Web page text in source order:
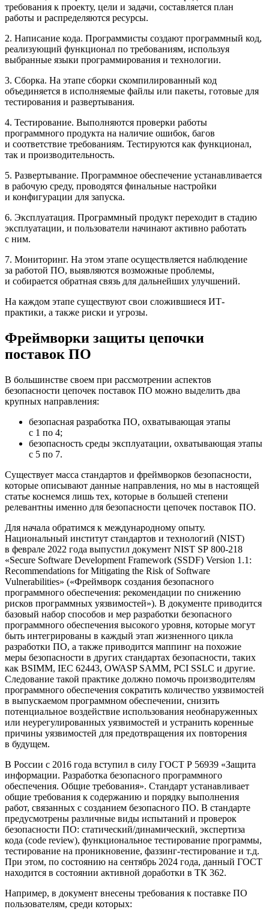
требования к проекту, цели и задачи, составляется план
работы и распределяются ресурсы.
2. Написание кода. Программисты создают программный код,
реализующий функционал по требованиям, используя
выбранные языки программирования и технологии.
3. Сборка. На этапе сборки скомпилированный код
объединяется в исполняемые файлы или пакеты, готовые для
тестирования и развертывания.
4. Тестирование. Выполняются проверки работы
программного продукта на наличие ошибок, багов
и соответствие требованиям. Тестируются как функционал,
так и производительность.
5. Развертывание. Программное обеспечение устанавливается
в рабочую среду, проводятся финальные настройки
и конфигурации для запуска.
6. Эксплуатация. Программный продукт переходит в стадию
эксплуатации, и пользователи начинают активно работать
с ним.
7. Мониторинг. На этом этапе осуществляется наблюдение
за работой ПО, выявляются возможные проблемы,
и собирается обратная связь для дальнейших улучшений.
На каждом этапе существуют свои сложившиеся ИТ-
практики, а также риски и угрозы.
Фреймворки защиты цепочки
поставок ПО
В большинстве своем при рассмотрении аспектов
безопасности цепочек поставок ПО можно выделить два
крупных направления:
безопасная разработка ПО, охватывающая этапы
с 1 по 4;
безопасность среды эксплуатации, охватывающая этапы
с 5 по 7.
Существует масса стандартов и фреймворков безопасности,
которые описывают данные направления, но мы в настоящей
статье коснемся лишь тех, которые в большей степени
релевантны именно для безопасности цепочек поставок ПО.
Для начала обратимся к международному опыту.
Национальный институт стандартов и технологий (NIST)
в феврале 2022 года выпустил документ NIST SP 800-218
«Secure Software Development Framework (SSDF) Version 1.1:
Recommendations for Mitigating the Risk of Software
Vulnerabilities» («Фреймворк создания безопасного
программного обеспечения: рекомендации по снижению
рисков программных уязвимостей»). В документе приводится
базовый набор способов и мер разработки безопасного
программного обеспечения высокого уровня, которые могут
быть интегрированы в каждый этап жизненного цикла
разработки ПО, а также приводится маппинг на похожие
меры безопасности в других стандартах безопасности, таких
как BSIMM, IEC 62443, OWASP SAMM, PCI SSLC и другие.
Следование такой практике должно помочь производителям
программного обеспечения сократить количество уязвимостей
в выпускаемом программном обеспечении, снизить
потенциальное воздействие использования необнаруженных
или неурегулированных уязвимостей и устранить коренные
причины уязвимостей для предотвращения их повторения
в будущем.
В России с 2016 года вступил в силу ГОСТ Р 56939 «Защита
информации. Разработка безопасного программного
обеспечения. Общие требования». Стандарт устанавливает
общие требования к содержанию и порядку выполнения
работ, связанных с созданием безопасного ПО. В стандарте
предусмотрены различные виды испытаний и проверок
безопасности ПО: статический/динамический, экспертиза
кода (code review), функциональное тестирование программы,
тестирование на проникновение, фаззинг-тестирование и т.д.
При этом, по состоянию на сентябрь 2024 года, данный ГОСТ
находится в состоянии активной доработки в ТК 362.
Например, в документ внесены требования к поставке ПО
пользователям, среди которых: